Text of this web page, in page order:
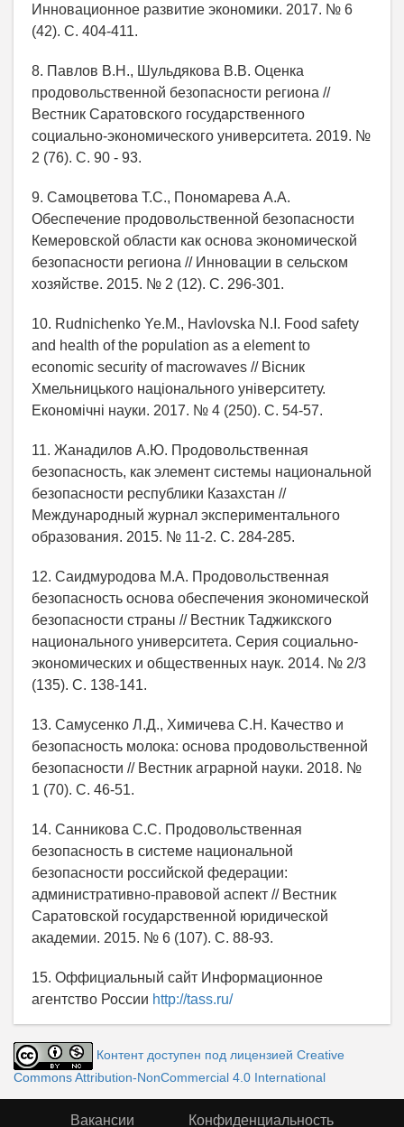
Инновационное развитие экономики. 2017. № 6
(42). С. 404-411.
8. Павлов В.Н., Шульдякова В.В. Оценка
продовольственной безопасности региона //
Вестник Саратовского государственного
социально-экономического университета. 2019. №
2 (76). С. 90 - 93.
9. Самоцветова Т.С., Пономарева А.А.
Обеспечение продовольственной безопасности
Кемеровской области как основа экономической
безопасности региона // Инновации в сельском
хозяйстве. 2015. № 2 (12). С. 296-301.
10. Rudnichenko Ye.M., Havlovska N.I. Food safety
and health of the population as a element to
economic security of macrowaves // Вiсник
Хмельницького нацiонального унiверситету.
Економiчнi науки. 2017. № 4 (250). С. 54-57.
11. Жанадилов А.Ю. Продовольственная
безопасность, как элемент системы национальной
безопасности республики Казахстан //
Международный журнал экспериментального
образования. 2015. № 11-2. С. 284-285.
12. Саидмуродова М.А. Продовольственная
безопасность основа обеспечения экономической
безопасности страны // Вестник Таджикского
национального университета. Серия социально-
экономических и общественных наук. 2014. № 2/3
(135). С. 138-141.
13. Самусенко Л.Д., Химичева С.Н. Качество и
безопасность молока: основа продовольственной
безопасности // Вестник аграрной науки. 2018. №
1 (70). С. 46-51.
14. Санникова С.С. Продовольственная
безопасность в системе национальной
безопасности российской федерации:
административно-правовой аспект // Вестник
Саратовской государственной юридической
академии. 2015. № 6 (107). С. 88-93.
15. Оффициальный сайт Информационное
агентство России http://tass.ru/
Контент доступен под лицензией Creative
Commons Attribution-NonCommercial 4.0 International
Вакансии Конфиденциальность